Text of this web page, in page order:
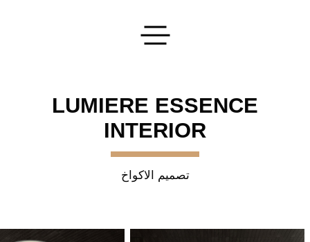
LUMIERE ESSENCE
INTERIOR
تصميم الاكواخ